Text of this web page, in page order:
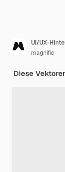
UI/UX-
magnific
Diese